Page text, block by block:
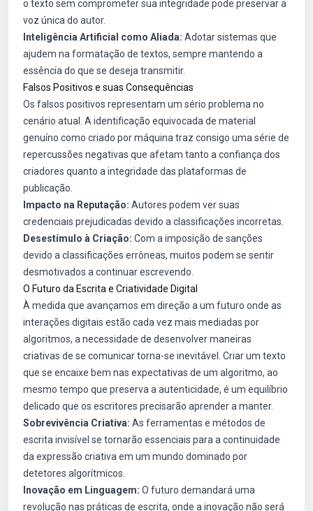
o texto sem comprometer sua integridade pode preservar a
voz única do autor.
Inteligência Artificial como Aliada: Adotar sistemas que
ajudem na formatação de textos, sempre mantendo a
essência do que se deseja transmitir.
Falsos Positivos e suas Consequências
Os falsos positivos representam um sério problema no
cenário atual. A identificação equivocada de material
genuíno como criado por máquina traz consigo uma série de
repercussões negativas que afetam tanto a confiança dos
criadores quanto a integridade das plataformas de
publicação.
Impacto na Reputação: Autores podem ver suas
credenciais prejudicadas devido a classificações incorretas.
Desestímulo à Criação: Com a imposição de sanções
devido a classificações errôneas, muitos podem se sentir
desmotivados a continuar escrevendo.
O Futuro da Escrita e Criatividade Digital
À medida que avançamos em direção a um futuro onde as
interações digitais estão cada vez mais mediadas por
algoritmos, a necessidade de desenvolver maneiras
criativas de se comunicar torna-se inevitável. Criar um texto
que se encaixe bem nas expectativas de um algoritmo, ao
mesmo tempo que preserva a autenticidade, é um equilíbrio
delicado que os escritores precisarão aprender a manter.
Sobrevivência Criativa: As ferramentas e métodos de
escrita invisível se tornarão essenciais para a continuidade
da expressão criativa em um mundo dominado por
detetores algorítmicos.
Inovação em Linguagem: O futuro demandará uma
revolução nas práticas de escrita, onde a inovação não será